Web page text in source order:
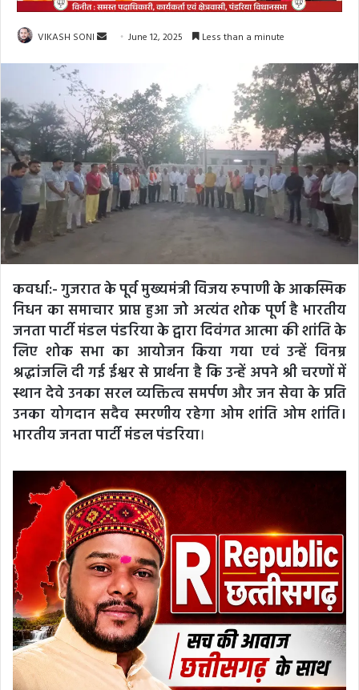
VIKASH SONI
Send June 12, 2025 Less than a minute
कवर्धा:- गुजरात के पूर्व मुख्यमंत्री विजय रुपाणी के आकस्मिक
निधन का समाचार प्राप्त हुआ जो अत्यंत शोक पूर्ण है भारतीय
जनता पार्टी मंडल पंडरिया के द्वारा दिवंगत आत्मा की शांति के
लिए शोक सभा का आयोजन किया गया एवं उन्हें विनम्र
श्रद्धांजलि दी गई ईश्वर से प्रार्थना है कि उन्हें अपने श्री चरणों में
स्थान देवे उनका सरल व्यक्तित्व समर्पण और जन सेवा के प्रति
उनका योगदान सदैव स्मरणीय रहेगा ओम शांति ओम शांति।
भारतीय जनता पार्टी मंडल पंडरिया।